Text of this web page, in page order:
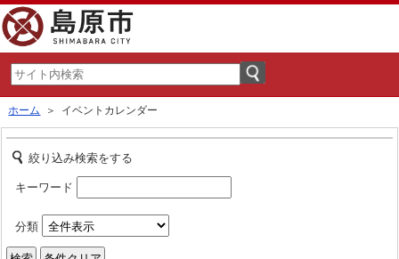
ホーム ＞ イベントカレンダー
絞り込み検索をする
キーワード
分類